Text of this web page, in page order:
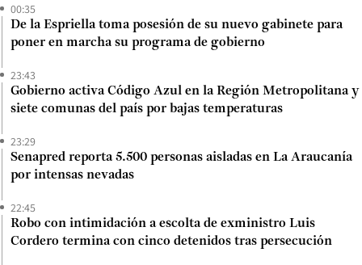
00:35
De la Espriella toma posesión de su nuevo gabinete para
poner en marcha su programa de gobierno
23:43
Gobierno activa Código Azul en la Región Metropolitana y
siete comunas del país por bajas temperaturas
23:29
Senapred reporta 5.500 personas aisladas en La Araucanía
por intensas nevadas
22:45
Robo con intimidación a escolta de exministro Luis
Cordero termina con cinco detenidos tras persecución